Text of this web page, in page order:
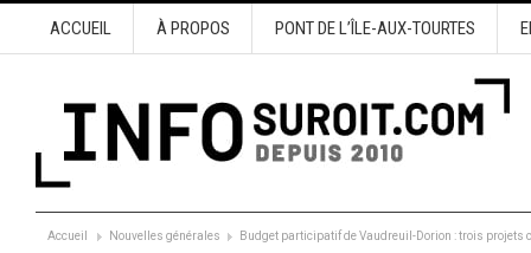
ACCUEIL À PROPOS PONT DE L’ÎLE-AUX-TOURTES
Accueil Nouvelles générales Budget participatif de Vaudreuil-Dorion : trois projets